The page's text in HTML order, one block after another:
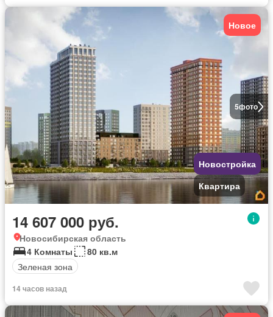
5фото
Новое
Новостройка
Квартира
14 607 000 руб.
Новосибирская область
4 Комнаты
80 кв.м
Зеленая зона
14 часов назад